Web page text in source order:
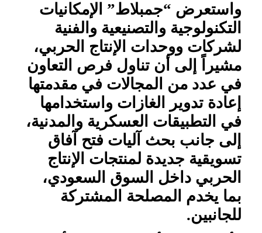
واستعرض “جمبلاط” الإمكانيات
التكنولوجية والتصنيعية والفنية
لشركات ووحدات الإنتاج الحربي،
مشيراً إلى أن تناول فرص التعاون
في عدد من المجالات في مقدمتها
إعادة تدوير الغازات واستخدامها
في التطبيقات العسكرية والمدنية،
إلى جانب بحث آليات فتح آفاق
تسويقية جديدة لمنتجات الإنتاج
الحربي داخل السوق السعودي،
بما يخدم المصلحة المشتركة
للجانبين.